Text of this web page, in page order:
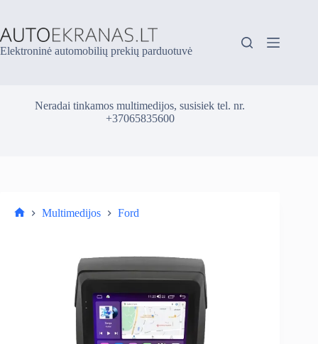
content
Elektroninė automobilių prekių parduotuvė
Neradai tinkamos multimedijos, susisiek tel. nr.
+37065835600
Multimedijos Ford